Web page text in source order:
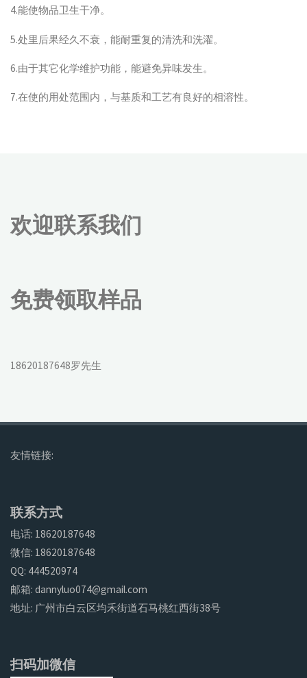
4.能使物品卫生干净。
5.处里后果经久不衰，能耐重复的清洗和洗濯。
6.由于其它化学维护功能，能避免异味发生。
7.在使的用处范围内，与基质和工艺有良好的相溶性。
欢迎联系我们
免费领取样品
18620187648罗先生
友情链接:
联系方式
电话: 18620187648
微信: 18620187648
QQ: 444520974
邮箱: dannyluo074@gmail.com
地址: 广州市白云区均禾街道石马桃红西街38号
扫码加微信